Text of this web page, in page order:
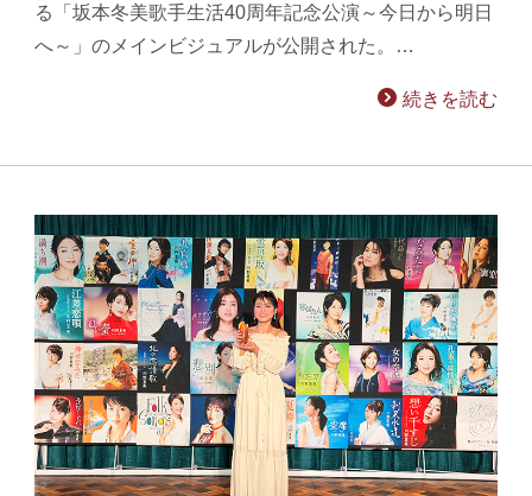
る「坂本冬美歌手生活40周年記念公演～今日から明日
へ～」のメインビジュアルが公開された。…
続きを読む